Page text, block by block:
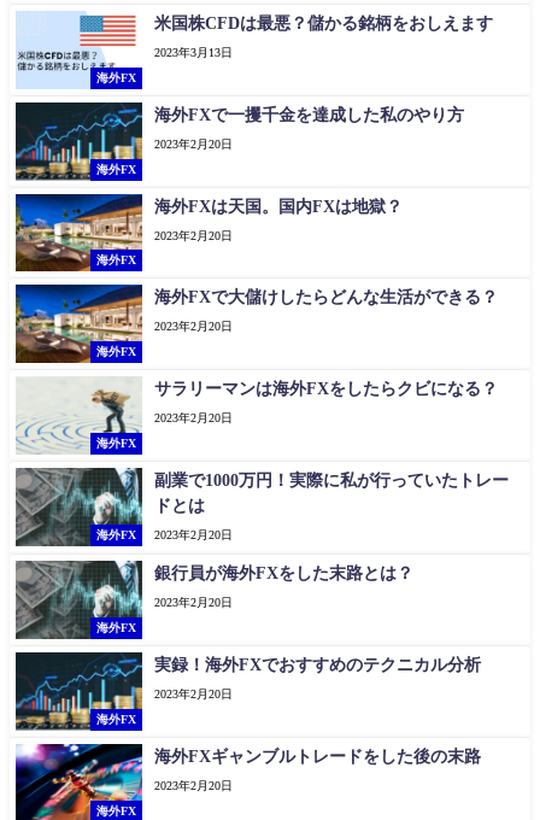
海外FX
米国株CFDは最悪？儲かる銘柄をおしえます
2023年3月13日
海外FX
海外FXで一攫千金を達成した私のやり方
2023年2月20日
海外FX
海外FXは天国。国内FXは地獄？
2023年2月20日
海外FX
海外FXで大儲けしたらどんな生活ができる？
2023年2月20日
海外FX
サラリーマンは海外FXをしたらクビになる？
2023年2月20日
海外FX
副業で1000万円！実際に私が行っていたトレー
ドとは
2023年2月20日
海外FX
銀行員が海外FXをした末路とは？
2023年2月20日
海外FX
実録！海外FXでおすすめのテクニカル分析
2023年2月20日
海外FX
海外FXギャンブルトレードをした後の末路
2023年2月20日